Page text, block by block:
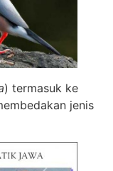
) termasuk ke
jenis